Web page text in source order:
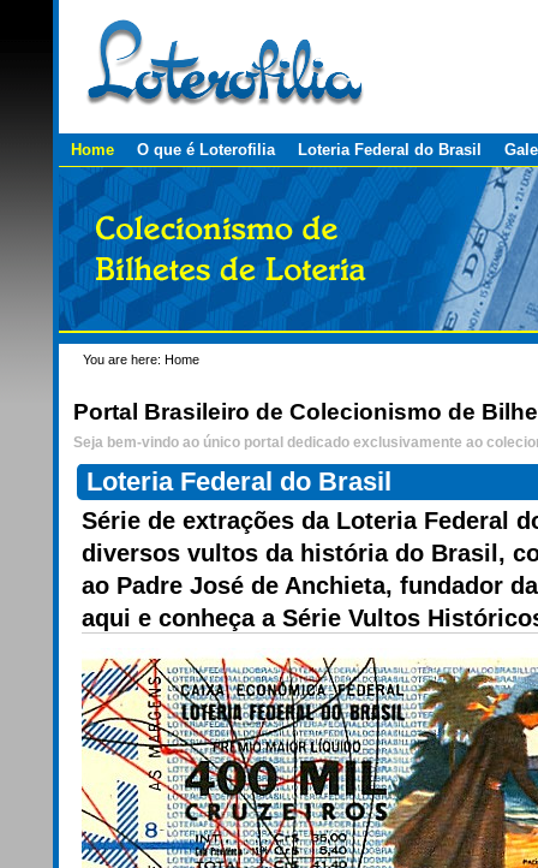
content.
Home O que é Loterofilia Loteria Federal do Brasil
You are here: Home
Portal Brasileiro de Colecionismo de
Seja bem-vindo ao único portal dedicado exclusivamente ao
Loteria Federal do Brasil
Série de extrações da Loteria Federal
diversos vultos da história do Brasil,
ao Padre José de Anchieta, fundador
aqui e conheça a Série Vultos